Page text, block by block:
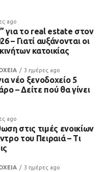
ago
για το real estate στον
– Γιατί αυξάνονται οι
κατοικίας
3 ημέρες ago
νέο ξενοδοχείο 5
– Δείτε πού θα γίνει
ago
στις τιμές ενοικίων
του Πειραιά – Τι
3 ημέρες ago